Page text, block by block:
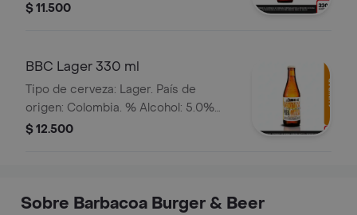
1986. Prohíbase el expendio de
$ 11.500
BBC Lager 330 ml
Tipo de cerveza: Lager. País de
origen: Colombia. % Alcohol: 5.0%
Botella
$ 12.500
Sobre Barbacoa Burger & Beer